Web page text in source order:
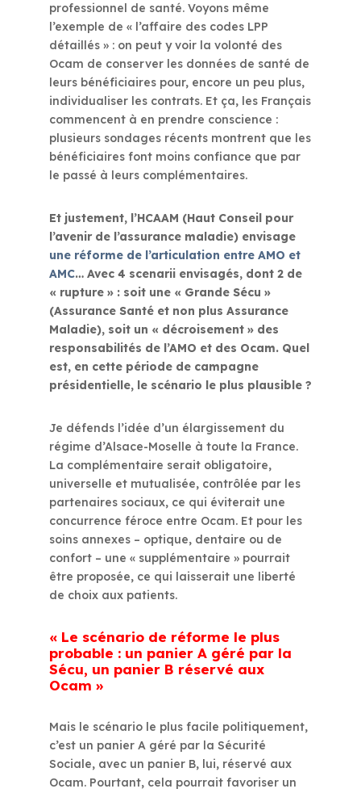
professionnel de santé. Voyons même
l’exemple de « l’affaire des codes LPP
détaillés » : on peut y voir la volonté des
Ocam de conserver les données de santé de
leurs bénéficiaires pour, encore un peu plus,
individualiser les contrats. Et ça, les Français
commencent à en prendre conscience :
plusieurs sondages récents montrent que les
bénéficiaires font moins confiance que par
le passé à leurs complémentaires.
Et justement, l’HCAAM (Haut Conseil pour
l’avenir de l’assurance maladie) envisage
une réforme de l’articulation entre AMO et
AMC… Avec 4 scenarii envisagés, dont 2 de
« rupture » : soit une « Grande Sécu »
(Assurance Santé et non plus Assurance
Maladie), soit un « décroisement » des
responsabilités de l’AMO et des Ocam. Quel
est, en cette période de campagne
présidentielle, le scénario le plus plausible ?
Je défends l’idée d’un élargissement du
régime d’Alsace-Moselle à toute la France.
La complémentaire serait obligatoire,
universelle et mutualisée, contrôlée par les
partenaires sociaux, ce qui éviterait une
concurrence féroce entre Ocam. Et pour les
soins annexes – optique, dentaire ou de
confort – une « supplémentaire » pourrait
être proposée, ce qui laisserait une liberté
de choix aux patients.
« Le scénario de réforme le plus
probable : un panier A géré par la
Sécu, un panier B réservé aux
Ocam »
Mais le scénario le plus facile politiquement,
c’est un panier A géré par la Sécurité
Sociale, avec un panier B, lui, réservé aux
Ocam. Pourtant, cela pourrait favoriser un